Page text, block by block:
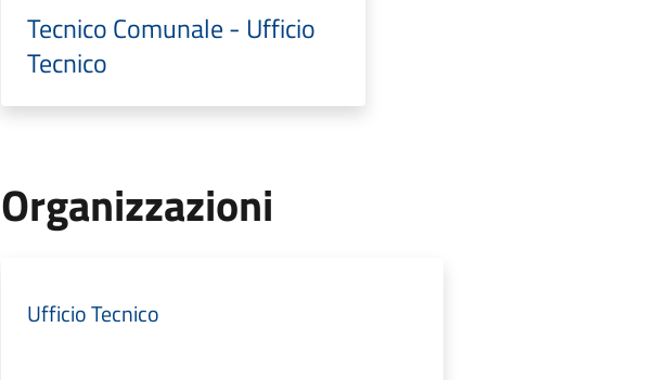
Tecnico Comunale - Ufficio
Tecnico
Organizzazioni
Ufficio Tecnico